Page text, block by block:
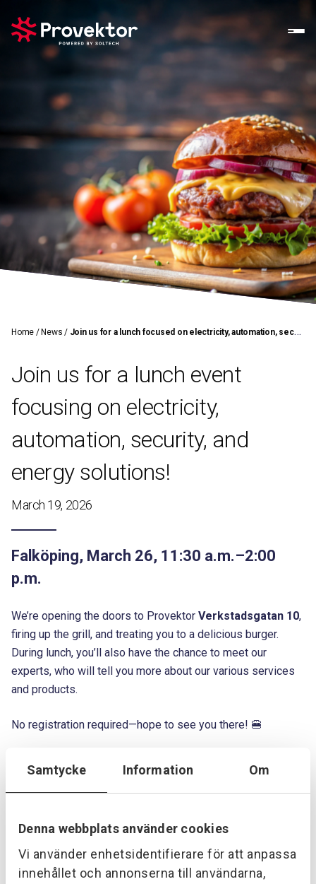
Samtycke Information Om
Denna webbplats använder cookies
Vi använder enhetsidentifierare för att anpassa
innehållet och annonserna till användarna,
Home / News / Join us for a lunch focused on electricity, automation, security, and energy solutions!
Join us for a lunch event
focusing on electricity,
automation, security, and
energy solutions!
March 19, 2026
Falköping, March 26, 11:30 a.m.–2:00
p.m.
We’re opening the doors to Provektor Verkstadsgatan 10,
firing up the grill, and treating you to a delicious burger.
During lunch, you’ll also have the chance to meet our
experts, who will tell you more about our various services
and products.
No registration required—hope to see you there! 🍔